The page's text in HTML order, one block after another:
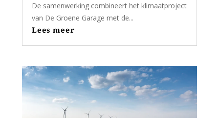
De samenwerking combineert het klimaatproject
van De Groene Garage met de...
Lees meer